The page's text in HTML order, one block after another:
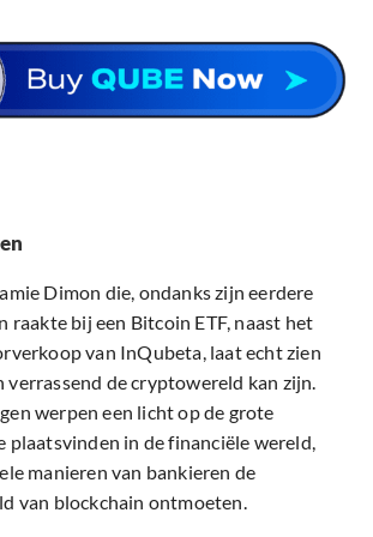
Dimon die, ondanks zijn eerdere
raakte bij een Bitcoin ETF, naast het
van InQubeta, laat echt zien
verrassend de cryptowereld kan zijn.
werpen een licht op de grote
plaatsvinden in de financiële wereld,
manieren van bankieren de
van blockchain ontmoeten.